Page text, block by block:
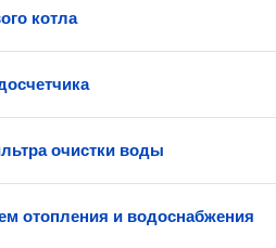
котла
очистки воды
отопления и водоснабжения